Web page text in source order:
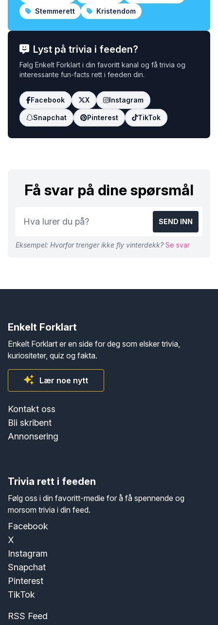
Stemmerett
Kristendom
Lyst på trivia i feeden?
Følg Enkelt Forklart i din favoritt kanal og få trivia og
interessante fun-facts rett i feeden din.
Facebook X Instagram
Snapchat Pinterest TikTok
Få svar på dine spørsmål
SEND INN
Eksempel: Hvorfor trenger ikke fly vinterdekk? Se svar
Enkelt Forklart
Enkelt Forklart er en side for deg som elsker trivia,
kuriositeter, quiz og fakta.
Lær noe nytt
Kontakt oss
Bli skribent
Annonsering
Trivia rett i feeden
Følg oss i din favoritt-medie for å få spennende og
morsom trivia i din feed.
Facebook
X
Instagram
Snapchat
Pinterest
TikTok
RSS Feed